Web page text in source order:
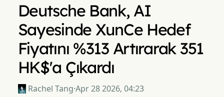
Deutsche Bank, AI
Sayesinde XunCe Hedef
Fiyatını %313 Artırarak 351
HK$'a Çıkardı
Rachel Tang·Apr 28 2026, 04:23